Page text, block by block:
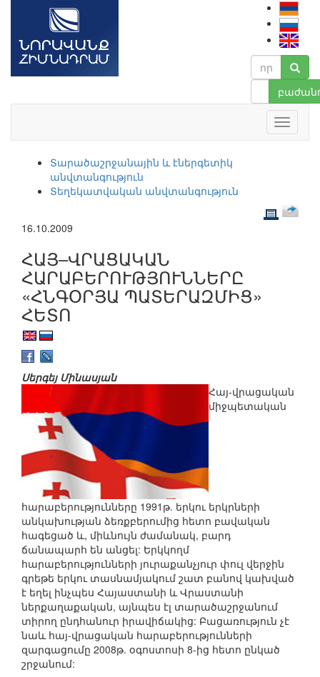
Տարածաշրջանային և էներգետիկ
անվտանգություն
Տեղեկատվական անվտանգություն
16.10.2009
ՀԱՅ–ՎՐԱՑԱԿԱՆ
ՀԱՐԱԲԵՐՈՒԹՅՈՒՆՆԵՐԸ
«ՀՆԳՕՐՅԱ ՊԱՏԵՐԱԶՄԻՑ»
ՀԵՏՈ
Սերգեյ Մինասյան
Հայ-վրացական
միջպետական
հարաբերությունները 1991թ. երկու երկրների
անկախության ձեռքբերումից հետո բավական
հագեցած և, միևնույն ժամանակ, բարդ
ճանապարհ են անցել: Երկկողմ
հարաբերությունների յուրաքանչյուր փուլ վերջին
գրեթե երկու տասնամյակում շատ բանով կախված
է եղել ինչպես Հայաստանի և Վրաստանի
ներքաղաքական, այնպես էլ տարածաշրջանում
տիրող ընդհանուր իրավիճակից: Բացառություն չէ
նաև հայ-վրացական հարաբերությունների
զարգացումը 2008թ. օգոստոսի 8-ից հետո ընկած
շրջանում: